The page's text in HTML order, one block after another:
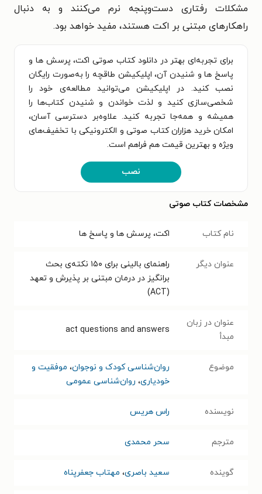
مشکلات رفتاری دست‌وپنجه نرم می‌کنند و به دنبال
راهکارهای مبتنی بر اکت هستند، مفید خواهد بود.
برای تجربه‌ای بهتر در دانلود کتاب صوتی اکت، پرسش ها و
پاسخ ها و شنیدن آن، اپلیکیشن طاقچه را به‌صورت رایگان
نصب کنید. در اپلیکیشن می‌توانید مطالعه‌ی خود را
شخصی‌سازی کنید و لذت خواندن و شنیدن کتاب‌ها را
همیشه و همه‌جا تجربه کنید. علاوه‌بر دسترسی آسان،
امکان خرید هزاران کتاب صوتی و الکترونیکی با تخفیف‌های
ویژه و بهترین قیمت هم فراهم است.
نصب
مشخصات کتاب صوتی
نام کتاب اکت، پرسش ها و پاسخ ها
عنوان دیگر
راهنمای بالینی برای ۱۵۰ نکته‌ی بحث
برانگیز در درمان مبتنی بر پذیرش و تعهد
(ACT)
عنوان در زبان
مبدأ
act questions and answers
موضوع روان‌شناسی کودک و نوجوان، موفقیت و
خودیاری، روان‌شناسی عمومی
نویسنده راس هریس
مترجم سحر محمدی
گوینده سعید باصری، مهتاب جعفرپناه